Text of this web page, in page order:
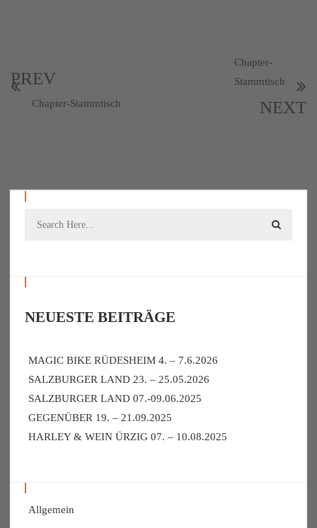
PREV
Chapter-Stammtisch
Chapter-
Stammtisch
NEXT
NEUESTE BEITRÄGE
MAGIC BIKE RÜDESHEIM 4. – 7.6.2026
SALZBURGER LAND 23. – 25.05.2026
SALZBURGER LAND 07.-09.06.2025
GEGENÜBER 19. – 21.09.2025
HARLEY & WEIN ÜRZIG 07. – 10.08.2025
Allgemein